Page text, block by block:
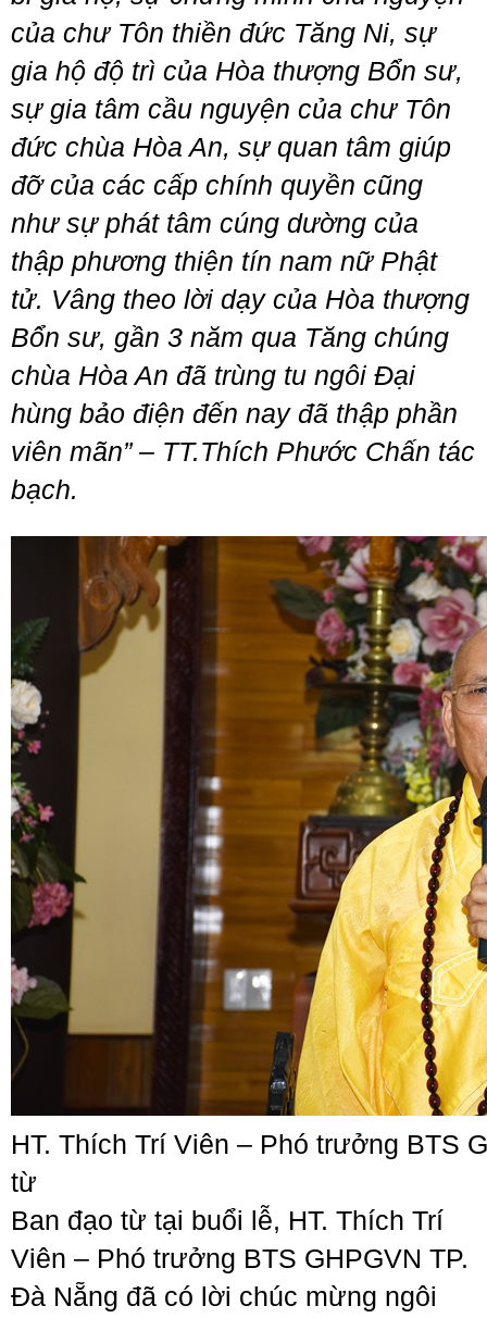
của chư Tôn thiền đức Tăng Ni, sự
gia hộ độ trì của Hòa thượng Bổn sư,
sự gia tâm cầu nguyện của chư Tôn
đức chùa Hòa An, sự quan tâm giúp
đỡ của các cấp chính quyền cũng
như sự phát tâm cúng dường của
thập phương thiện tín nam nữ Phật
tử. Vâng theo lời dạy của Hòa thượng
Bổn sư, gần 3 năm qua Tăng chúng
chùa Hòa An đã trùng tu ngôi Đại
hùng bảo điện đến nay đã thập phần
viên mãn”– TT.Thích Phước Chấn tác
bạch.
HT. Thích Trí Viên – Phó trưởng BTS
từ
Ban đạo từ tại buổi lễ, HT. Thích Trí
Viên – Phó trưởng BTS GHPGVN TP.
Đà Nẵng đã có lời chúc mừng ngôi